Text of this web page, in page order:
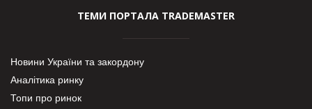
ТЕМИ ПОРТАЛА TRADEMASTER
Новини України та закордону
Аналітика ринку
Топи про ринок